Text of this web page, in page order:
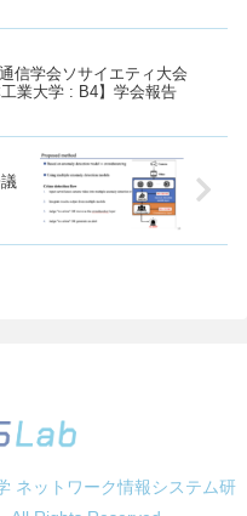
通信学会ソサイエティ大会
業大学 : B4】学会報告
ネットワーク情報システム研